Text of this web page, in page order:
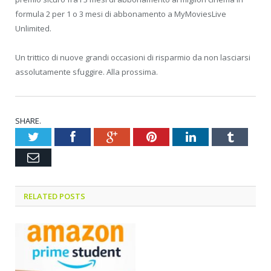
formula 2 per 1 o 3 mesi di abbonamento a MyMoviesLive
Unlimited.
Un trittico di nuove grandi occasioni di risparmio da non lasciarsi
assolutamente sfuggire. Alla prossima.
SHARE.
TwitterFacebookGoogle+PinterestLinkedInTumblr
Email
RELATED POSTS